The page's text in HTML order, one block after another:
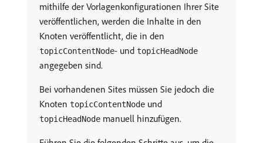
mithilfe der Vorlagenkonfigurationen Ihrer Site
veröffentlichen, werden die Inhalte in den
Knoten veröffentlicht, die in den
topicContentNode- und topicHeadNode
angegeben sind.
Bei vorhandenen Sites müssen Sie jedoch die
Knoten topicContentNode und
topicHeadNode manuell hinzufügen.